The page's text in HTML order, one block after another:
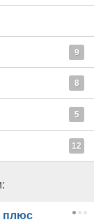
9
8
5
12
плюс